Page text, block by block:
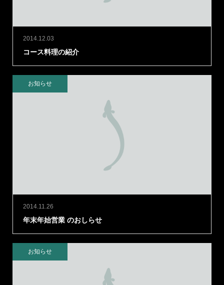
2014.12.03
コース料理の紹介
2014.11.26
年末年始営業 のおしらせ
お知らせ
お知らせ